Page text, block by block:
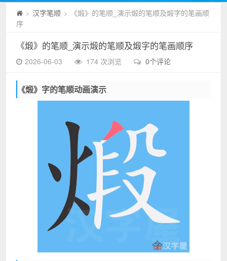
> 汉字笔顺 >
《煅》的笔顺_演示煅的笔顺及煅字的笔画顺
序
《煅》的笔顺_演示煅的笔顺及煅字的笔画顺序
2026-06-03 174 次浏览 0个评论
《煅》字的笔顺动画演示